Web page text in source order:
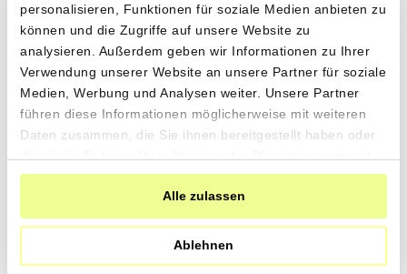
personalisieren, Funktionen für soziale Medien anbieten zu
können und die Zugriffe auf unsere Website zu
analysieren. Außerdem geben wir Informationen zu Ihrer
Verwendung unserer Website an unsere Partner für soziale
Medien, Werbung und Analysen weiter. Unsere Partner
führen diese Informationen möglicherweise mit weiteren
Daten zusammen, die Sie ihnen bereitgestellt haben oder
haben.
Alle zulassen
Ablehnen
4kg
CHF38.30
CHF9.57 pro 1kg
Mehr
über
Frische
Post:
Kiwi